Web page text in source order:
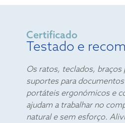
Certificado
Testado e
Os ratos, teclados,
suportes para
portáteis ergonómicos e
ajudam a trabalhar no
natural e sem esforço.